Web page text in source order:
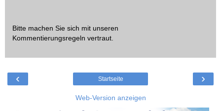
Bitte machen Sie sich mit unseren
Kommentierungsregeln vertraut.
‹ ›
Startseite
Web-Version anzeigen